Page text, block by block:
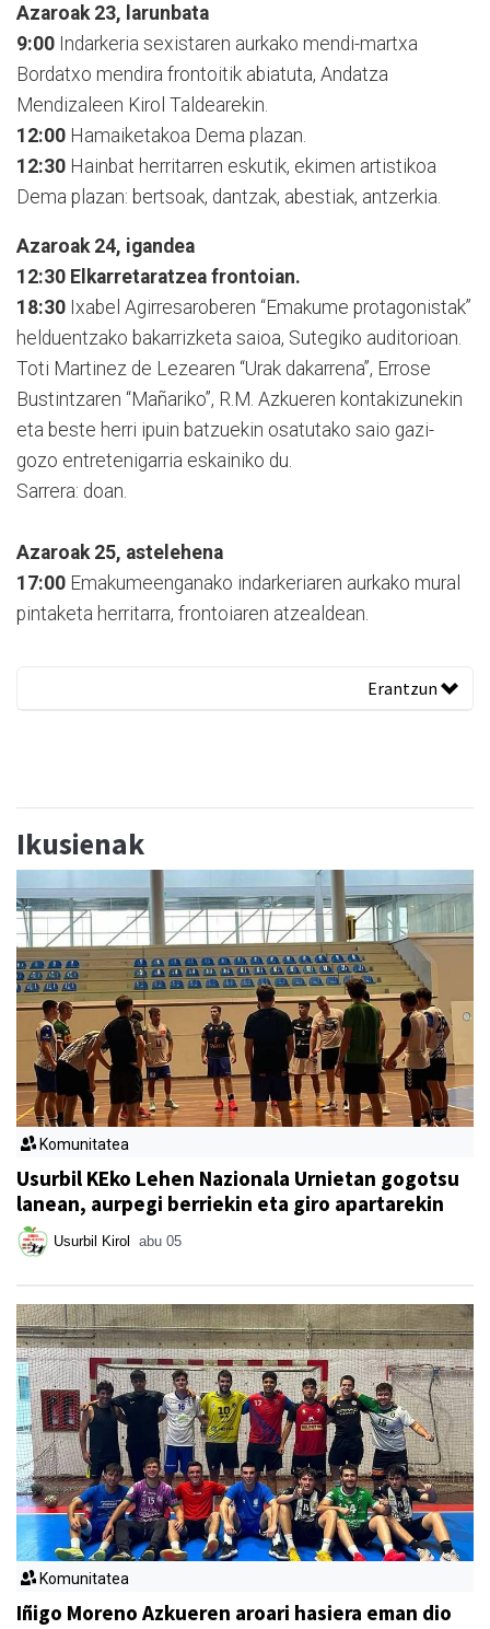
Azaroak 23, larunbata
9:00 Indarkeria sexistaren aurkako mendi-martxa
Bordatxo mendira frontoitik abiatuta, Andatza
Mendizaleen Kirol Taldearekin.
12:00 Hamaiketakoa Dema plazan.
12:30 Hainbat herritarren eskutik, ekimen artistikoa
Dema plazan: bertsoak, dantzak, abestiak, antzerkia.
Azaroak 24, igandea
12:30 Elkarretaratzea frontoian.
18:30 Ixabel Agirresaroberen “Emakume protagonistak”
helduentzako bakarrizketa saioa, Sutegiko auditorioan.
Toti Martinez de Lezearen “Urak dakarrena”, Errose
Bustintzaren “Mañariko”, R.M. Azkueren kontakizunekin
eta beste herri ipuin batzuekin osatutako saio gazi-
gozo entretenigarria eskainiko du.
Sarrera: doan.
Azaroak 25, astelehena
17:00 Emakumeenganako indarkeriaren aurkako mural
pintaketa herritarra, frontoiaren atzealdean.
Erantzun
Ikusienak
Komunitatea
Usurbil KEko Lehen Nazionala Urnietan gogotsu
lanean, aurpegi berriekin eta giro apartarekin
Usurbil Kirol abu 05
Komunitatea
Iñigo Moreno Azkueren aroari hasiera eman dio